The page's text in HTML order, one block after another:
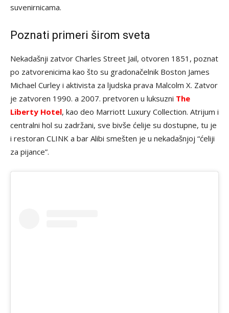
suvenirnicama.
Poznati primeri širom sveta
Nekadašnji zatvor Charles Street Jail, otvoren 1851, poznat
po zatvorenicima kao što su gradonačelnik Boston James
Michael Curley i aktivista za ljudska prava Malcolm X. Zatvor
je zatvoren 1990. a 2007. pretvoren u luksuzni The
Liberty Hotel, kao deo Marriott Luxury Collection. Atrijum i
centralni hol su zadržani, sve bivše ćelije su dostupne, tu je
i restoran CLINK a bar Alibi smešten je u nekadašnjoj “ćeliji
za pijance”.